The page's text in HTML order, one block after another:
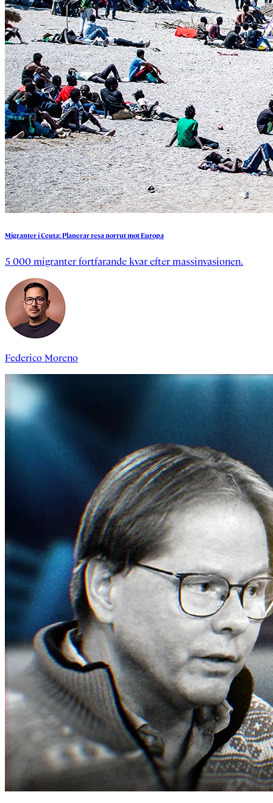
MigranteriCeuta:PlanerarresanorrutmotEuropa
5 000 migranter fortfarande kvar efter massinvasionen.
Federico Moreno